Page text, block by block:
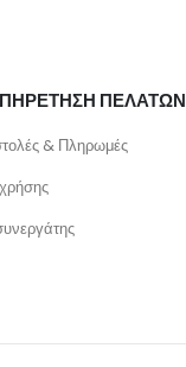
ΠΕΛΑΤΩΝ
& Πληρωμές